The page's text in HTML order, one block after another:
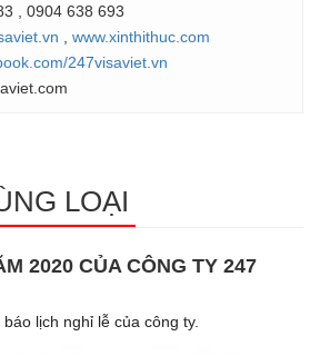
, 0904 638 693
www.xinthithuc.com
247visaviet.vn
LOẠI
2020 CỦA CÔNG TY 247
lịch nghỉ lễ của công ty.